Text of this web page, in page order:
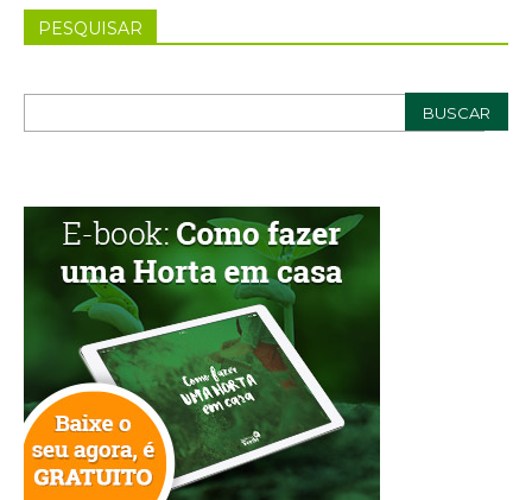
PESQUISAR